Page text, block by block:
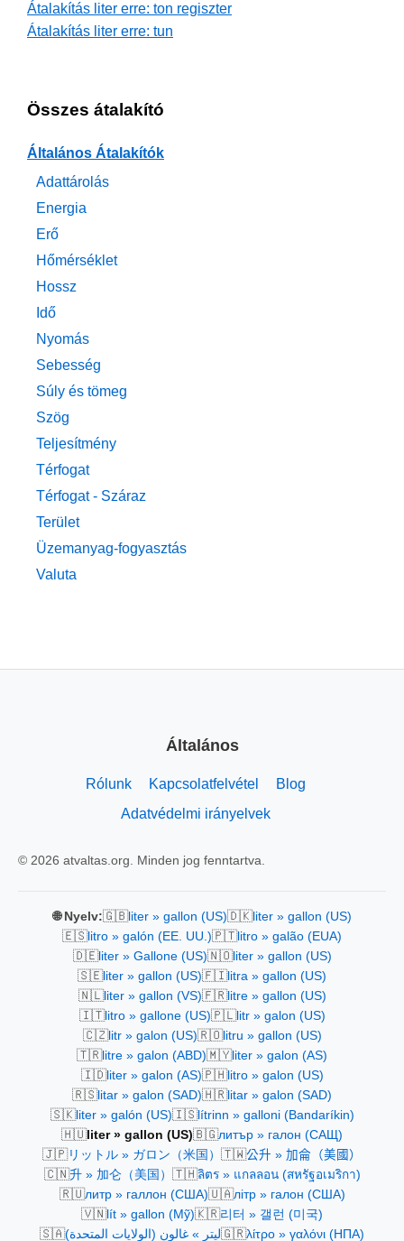
Átalakítás liter erre: ton regiszter
Átalakítás liter erre: tun
Összes átalakító
Általános Átalakítók
Adattárolás
Energia
Erő
Hőmérséklet
Hossz
Idő
Nyomás
Sebesség
Súly és tömeg
Szög
Teljesítmény
Térfogat
Térfogat - Száraz
Terület
Üzemanyag-fogyasztás
Valuta
Általános
Rólunk Kapcsolatfelvétel
Blog
Adatvédelmi irányelvek
© 2026 atvaltas.org. Minden jog fenntartva.
🌐 Nyelv:🇬🇧liter » gallon (US)🇩🇰liter » gallon (US)
🇪🇸litro » galón (EE. UU.)🇵🇹litro » galão (EUA)
🇩🇪liter » Gallone (US)🇳🇴liter » gallon (US)
🇸🇪liter » gallon (US)🇫🇮litra » gallon (US)
🇳🇱liter » gallon (VS)🇫🇷litre » gallon (US)
🇮🇹litro » gallone (US)🇵🇱litr » galon (US)
🇨🇿litr » galon (US)🇷🇴litru » gallon (US)
🇹🇷litre » galon (ABD)🇲🇾liter » galon (AS)
🇮🇩liter » galon (AS)🇵🇭litro » galon (US)
🇷🇸litar » galon (SAD)🇭🇷litar » galon (SAD)
🇸🇰liter » galón (US)🇮🇸lítrinn » galloni (Bandaríkin)
🇭🇺liter » gallon (US)🇧🇬литър » галон (САЩ)
🇯🇵リットル » ガロン（米国） 🇹🇼公升 » 加侖（美國）
🇨🇳升 » 加仑（美国） 🇹🇭ลิตร » แกลลอน (สหรัฐอเมริกา)
🇷🇺литр » галлон (США)🇺🇦літр » галон (США)
🇻🇳lít » gallon (Mỹ)🇰🇷리터 » 갤런 (미국)
🇸🇦ليتر » غالون (الولايات المتحدة)🇬🇷λίτρο » γαλόνι (ΗΠΑ)